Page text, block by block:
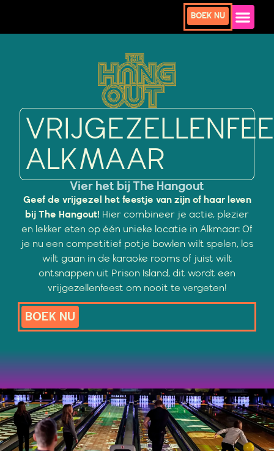
BOEK NU
ALKMAAR
Vier het bij The Hangout
Geef de vrijgezel het feestje van zijn of haar leven
bij The Hangout! Hier combineer je actie, plezier
en lekker eten op één unieke locatie in Alkmaar: Of
je nu een competitief potje bowlen wilt spelen, los
wilt gaan in de karaoke rooms of juist wilt
ontsnappen uit Prison Island, dit wordt een
vrijgezellenfeest om nooit te vergeten!
BOEK NU